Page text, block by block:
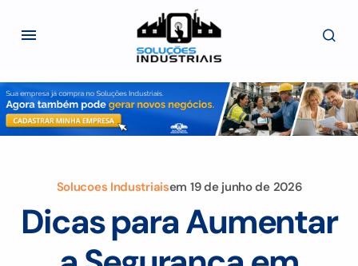
Solucoes Industriaisem 19 de junho de 2026
Dicas para Aumentar